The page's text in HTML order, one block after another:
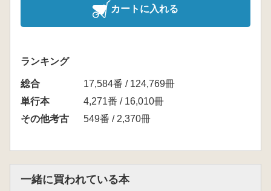
カートに入れる
ランキング
総合
17,584番 / 124,769冊
単行本
4,271番 / 16,010冊
その他考古
549番 / 2,370冊
一緒に買われている本